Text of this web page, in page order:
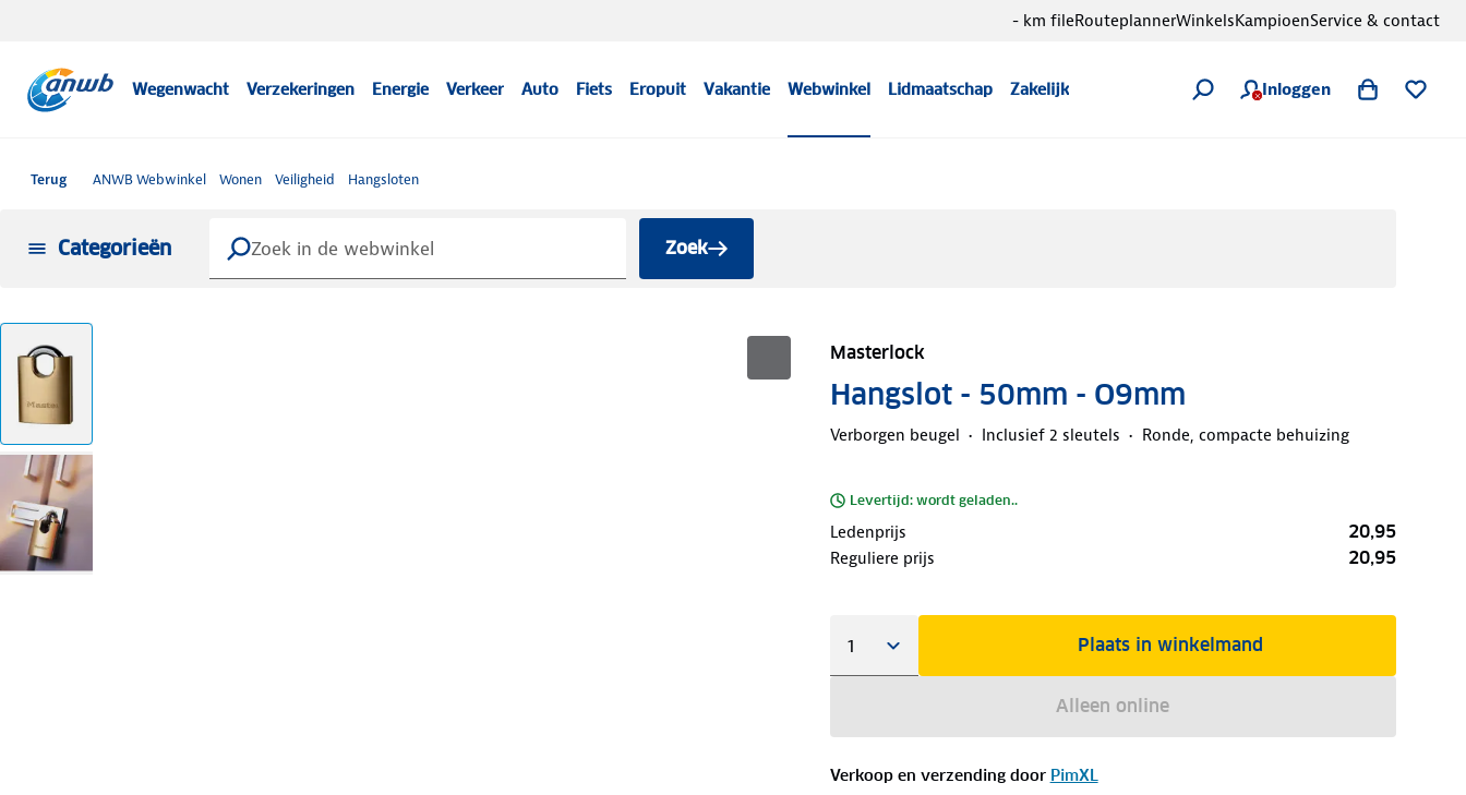
Wegenwacht Verzekeringen Energie Verkeer Auto Fiets Eropuit Vakantie Webwinkel Lidmaatschap Zakelijk Inloggen
- km fileRouteplannerWinkelsKampioenService & contact
Terug ANWB Webwinkel Wonen Veiligheid Hangsloten
Categorieën Zoek
Masterlock
Hangslot - 50mm - O9mm
Verborgen beugel Inclusief 2 sleutels Ronde, compacte behuizing
Levertijd: wordt geladen..
Ledenprijs 20,95
Reguliere prijs 20,95
Plaats in winkelmand
Alleen online
Verkoop en verzending door PimXL